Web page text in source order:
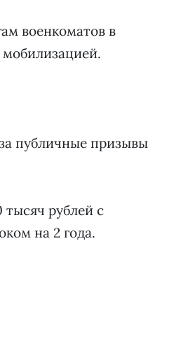
военкоматов в
публичные призывы
рублей с
на 2 года.